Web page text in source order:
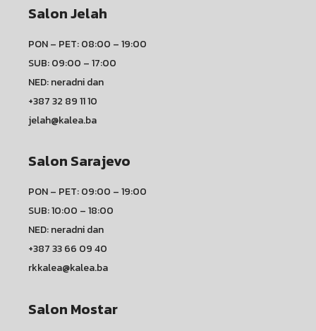
Salon Jelah
PON – PET: 08:00 – 19:00
SUB: 09:00 – 17:00
NED: neradni dan
+387 32 89 11 10
jelah@kalea.ba
Salon Sarajevo
PON – PET: 09:00 – 19:00
SUB: 10:00 – 18:00
NED: neradni dan
+387 33 66 09 40
rkkalea@kalea.ba
Salon Mostar